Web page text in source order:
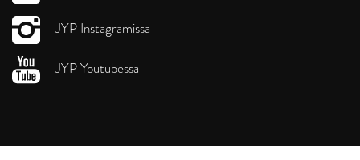
JYP Instagramissa
JYP Youtubessa